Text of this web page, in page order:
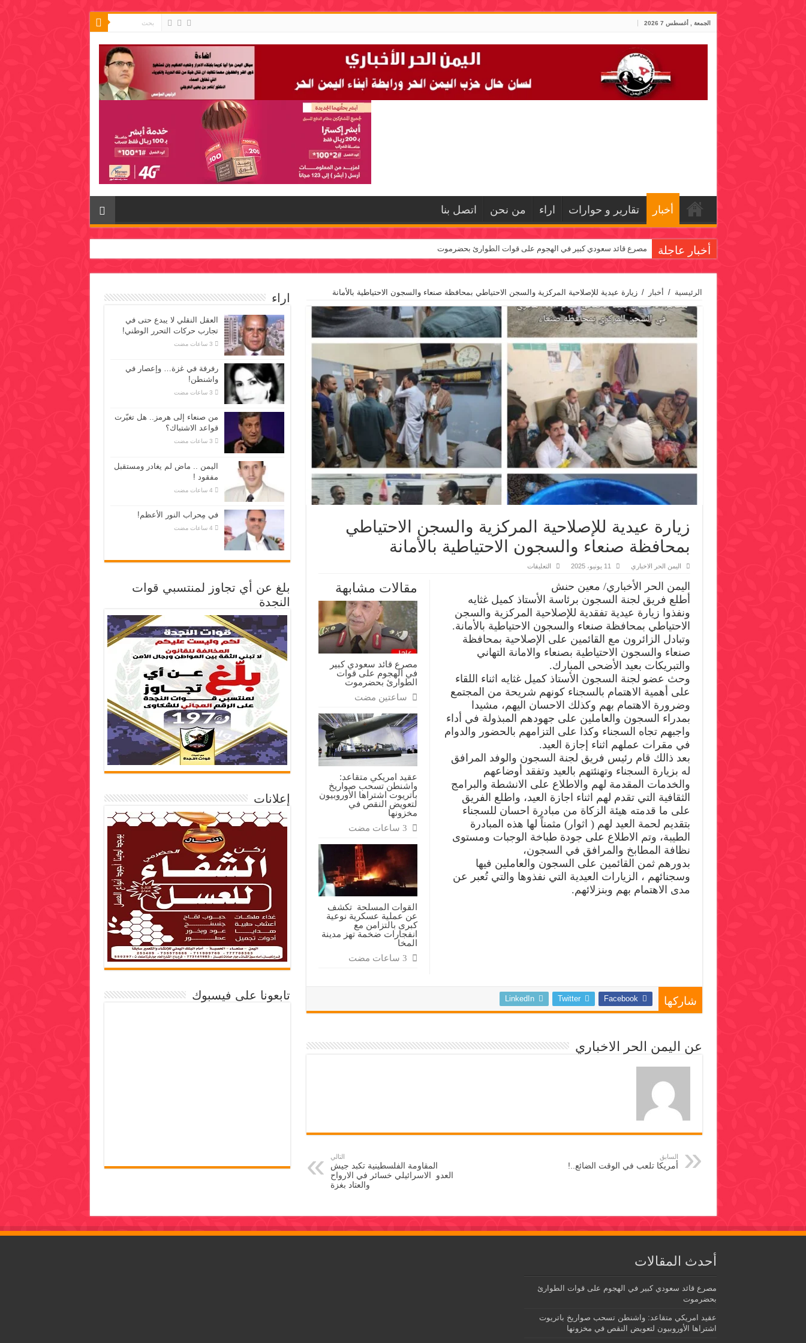
الجمعة , أغسطس 7 2026
أخبار تقارير و حوارات اراء من نحن اتصل بنا
أخبار عاجلة مصرع قائد سعودي كبير في الهجوم على قوات الطوارئ بحضرموت
الرئيسية / أخبار / زيارة عيدية للإصلاحية المركزية والسجن الاحتياطي بمحافظة صنعاء والسجون الاحتياطية بالأمانة
زيارة عيدية للإصلاحية المركزية والسجن الاحتياطي
بمحافظة صنعاء والسجون الاحتياطية بالأمانة
اليمن الحر الاخباري 11 يونيو، 2025 التعليقات
المركزية
والسجن
الاحتياطي
بمحافظة
صنعاء
والسجون
الاحتياطية
بالأمانة
مغلقة
مقالات مشابهة
مصرع قائد سعودي كبير
في الهجوم على قوات
الطوارئ بحضرموت
‏ساعتين مضت
عقيد امريكي متقاعد:
واشنطن تسحب صواريخ
باتريوت اشتراها الأوروبيون
لتعويض النقص في
مخزونها
القوات المسلحة تكشف
عن عملية عسكرية نوعية
كبرى بالتزامن مع
انفجارات ضخمة تهز مدينة
المخا
اليمن الحر الأخباري/ معين حنش
أطلع فريق لجنة السجون برئاسة الأستاذ كميل غثايه
ونفذوا زيارة عيدية تفقدية للإصلاحية المركزية والسجن
الاحتياطي بمحافظة صنعاء والسجون الاحتياطية بالأمانة.
وتبادل الزائرون مع القائمين على الإصلاحية بمحافظة
صنعاء والسجون الاحتياطية بصنعاء والامانة التهاني
والتبريكات بعيد الأضحى المبارك.
وحث عضو لجنة السجون الأستاذ كميل غثايه اثناء اللقاء
على أهمية الاهتمام بالسجناء كونهم شريحة من المجتمع
وضرورة الاهتمام بهم وكذلك الاحسان اليهم، مشيدا
بمدراء السجون والعاملين على جهودهم المبذولة في أداء
واجبهم تجاه السجناء وكذا على التزامهم بالحضور والدوام
في مقرات عملهم اثناء إجازة العيد.
بعد ذالك قام رئيس فريق لجنة السجون والوفد المرافق
له بزيارة السجناء وتهنئتهم بالعيد وتفقد أوضاعهم
والخدمات المقدمة لهم والاطلاع على الانشطة والبرامج
الثقافية التي تقدم لهم اثناء اجازة العيد، واطلع الفريق
على ما قدمته هيئة الزكاة من مبادرة احسان للسجناء
بتقديم لحمة العيد لهم ( اثوار) مثمناً لها هذه المبادرة
الطيبة، وتم الاطلاع على جودة طباخة الوجبات ومستوى
نظافة المطابخ والمرافق في السجون،
بدورهم ثمن القائمين على السجون والعاملين فيها
وسجنائهم ، الزيارات العيدية التي نفذوها والتي تُعبر عن
مدى الاهتمام بهم وبنزلائهم.
شاركها Facebook
Twitter
LinkedIn
عن اليمن الحر الاخباري
السابق
أمريكا تلعب في الوقت الضائع..!
التالي
المقاومة الفلسطينية تكبد جيش
العدو الاسرائيلي خسائر في الارواح
والعتاد بغزة
اراء
العقل النقلي لا يبدع حتى في
تجارب حركات التحرر الوطني!
رفرفة في غزة… وإعصار في
واشنطن!
من صنعاء إلى هرمز.. هل تغيّرت
قواعد الاشتباك؟
اليمن .. ماض لم يغادر ومستقبل
مفقود !
في مِحراب النور الأعظم!
بلغ عن أي تجاوز لمنتسبي قوات
النجدة
إعلانات
تابعونا على فيسبوك
أحدث المقالات
مصرع قائد سعودي كبير في الهجوم على قوات الطوارئ
بحضرموت
عقيد امريكي متقاعد: واشنطن تسحب صواريخ باتريوت
اشتراها الأوروبيون لتعويض النقص في مخزونها